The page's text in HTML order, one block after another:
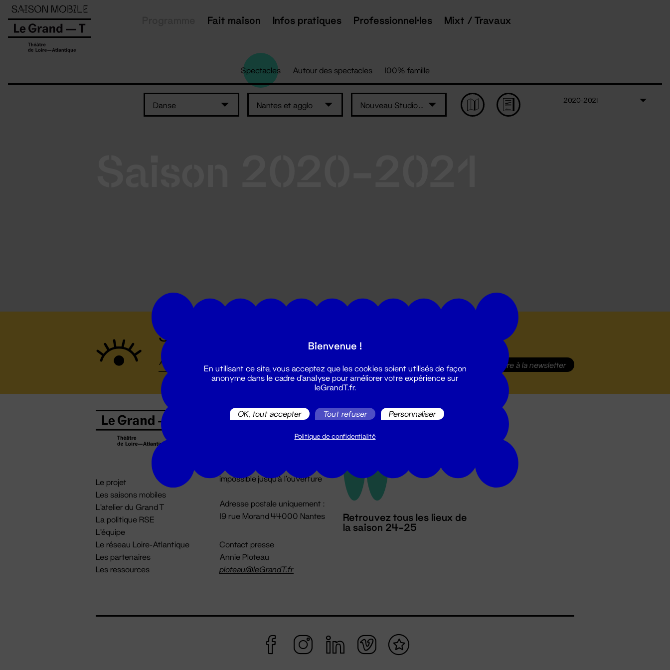
Fait maison Infos pratiques Professionnel·les Mixt / Travaux
Spectacles Autour des spectacles 100% famille
Danse Nantes et agglo Nouveau Studio Théâtre
2020-2021
Suivez toutes les actualités du Grand T :
S'inscrire à la newsletter
Le projet
Les saisons mobiles
L'atelier du Grand T
La politique RSE
L'équipe
Le réseau Loire-Atlantique
Les partenaires
Les ressources
Billetterie
billetterie@leGrandT.fr
impossible jusqu'à l'ouverture
Adresse postale uniquement :
19 rue Morand 44000 Nantes
Contact presse
Annie Ploteau
ploteau@leGrandT.fr
Retrouvez tous les lieux de
la saison 24-25
Panneau de gestion des cookies
Bienvenue !
En utilisant ce site, vous acceptez que les cookies soient utilisés de façon
anonyme dans le cadre d'analyse pour améliorer votre expérience sur
leGrandT.fr.
OK, tout accepter Tout refuser Personnaliser
Politique de confidentialité